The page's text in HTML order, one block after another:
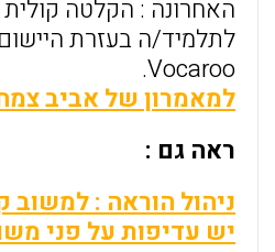
האחרונה : הקלטה
לתלמיד/ה בעזרת
Vocaroo.
למאמרון של אביב
ראה גם :
ניהול הוראה : למשוב
יש עדיפות על פני